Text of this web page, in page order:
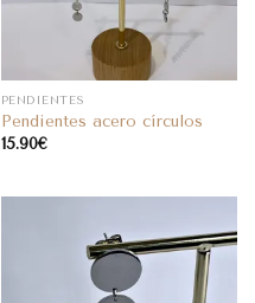
PENDIENTES
Pendientes acero círculos
15.90€